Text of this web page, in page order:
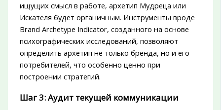
ищущих смысл в работе, архетип Мудреца или
Искателя будет органичным. Инструменты вроде
Brand Archetype Indicator, созданного на основе
психографических исследований, позволяют
определить архетип не только бренда, но и его
потребителей, что особенно ценно при
построении стратегий.
Шаг 3: Аудит текущей коммуникации